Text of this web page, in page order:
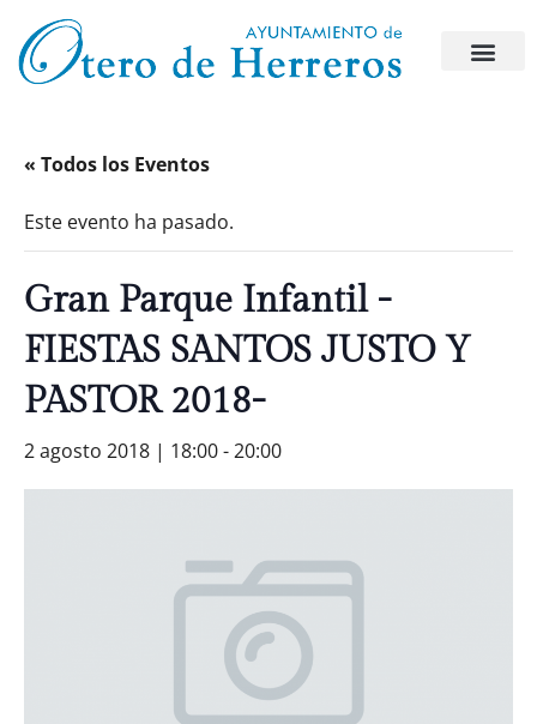
« Todos los Eventos
Este evento ha pasado.
Gran Parque Infantil -
FIESTAS SANTOS JUSTO Y
PASTOR 2018-
2 agosto 2018 | 18:00-20:00